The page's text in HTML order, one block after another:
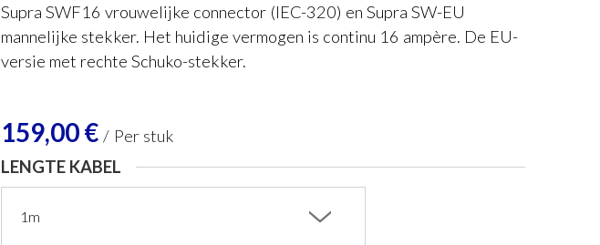
Supra SWF16 vrouwelijke connector (IEC-320) en Supra SW-EU
mannelijke stekker. Het huidige vermogen is continu 16 ampère. De EU-
versie met rechte Schuko-stekker.
159,00€ / Per stuk
LENGTE KABEL